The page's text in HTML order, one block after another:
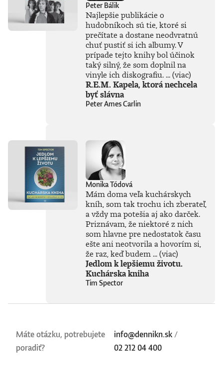
Peter Bálik
Najlepšie publikácie o
hudobníkoch sú tie, ktoré si
prečítate a dostane neodvratnú
chuť pustiť si ich albumy. V
prípade tejto knihy bol účinok
taký silný, že som doplnil na
vinyle ich diskografiu. ...(viac)
R.E.M. Kapela, ktorá nechcela
byť slávna
Peter Ames Carlin
Monika Tódová
Mám doma veľa kuchárskych
kníh, som tak trochu ich zberateľ,
a vždy ma potešia aj ako darček.
Priznávam, že niektoré z nich
som hlavne pre nedostatok času
ešte ani neotvorila a hovorím si,
že raz, keď budem ...(viac)
Jedlom k lepšiemu životu.
Kuchárska kniha
Tim Spector
Máte otázku, potrebujete
poradiť?
info@dennikn.sk /
02 212 04 400